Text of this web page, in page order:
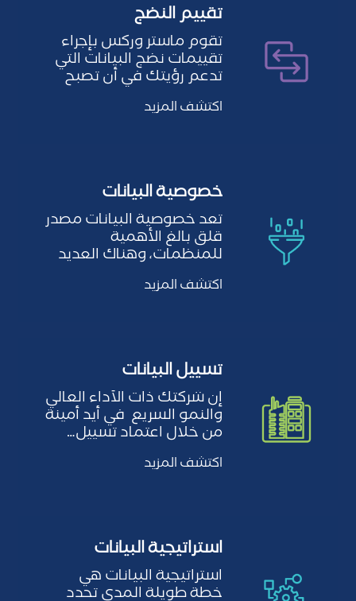
تقييم النضج
تقوم ماستر وركس بإجراء
تقييمات نضج البيانات التي
تدعم رؤيتك في أن تصبح
منطمة تعتمد على
البيانات…
اكتشف المزيد
خصوصية البيانات
تعد خصوصية البيانات مصدر
قلق بالغ الأهمية
للمنظمات، وهناك العديد
من التحديات التي قد
تواجهها…
اكتشف المزيد
تسييل البيانات
إن شركتك ذات الأداء العالي
والنمو السريع في أيد أمينة
من خلال اعتماد تسييل…
اكتشف المزيد
استراتيجية البيانات
استراتيجية البيانات هي
خطة طويلة المدى تحدد